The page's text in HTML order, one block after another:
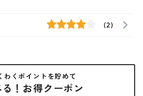
(2)
わくポイントを貯めて
！お得クーポン